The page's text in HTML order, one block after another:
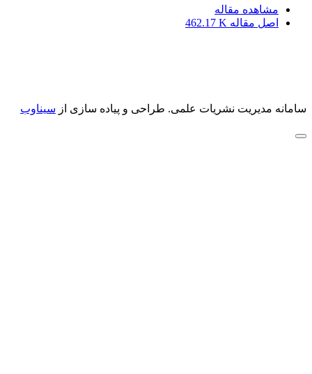
مشاهده مقاله
اصل مقاله 462.17 K
سامانه مدیریت نشریات علمی. طراحی و پیاده سازی از سیناوب